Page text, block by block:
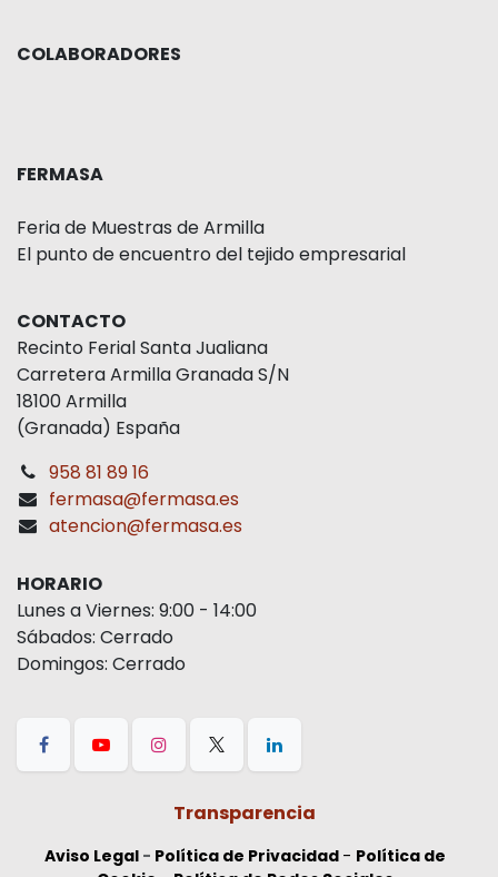
COLABORADORES
Feria de Muestras de Armilla
CONTACTO
Recinto Ferial Santa Jualiana
Carretera Armilla Granada S/N
18100 Armilla
(Granada) España
958 81 89 16
fermasa@fermasa.es
HORARIO
Lunes a Viernes: 9:00 - 14:00
Sábados: Cerrado
Transparencia